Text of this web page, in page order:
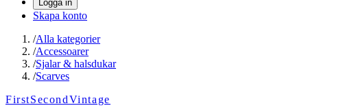
Logga in
Skapa konto
/Alla kategorier
/Accessoarer
/Sjalar & halsdukar
/Scarves
FirstSecondVintage